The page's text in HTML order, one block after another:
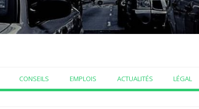
CONSEILS EMPLOIS ACTUALITÉS LÉGAL